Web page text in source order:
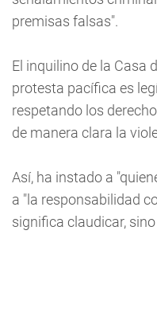
premisas falsas".
El inquilino de la Casa
protesta pacífica es
respetando los
de manera clara la
Así, ha instado a
a "la responsabilidad
significa claudicar,